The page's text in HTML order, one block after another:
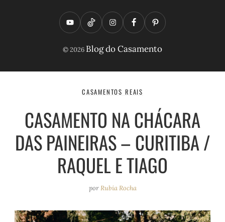
Y
o
t
e
T
i
t
o
I
n
t
a
r
a
m
F
a
e
b
o
k
P
i
t
e
s
t
© 2026 Blog do Casamento
CASAMENTOS REAIS
CASAMENTO NA CHÁCARA
DAS PAINEIRAS – CURITIBA /
RAQUEL E TIAGO
porRubia Rocha